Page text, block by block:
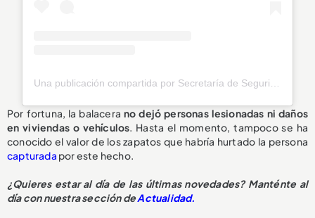
Una publicación compartida por Secretaría de Seguridad Envigado (@seguridadenvigado)
Por fortuna, la balacerano dejó personas lesionadas ni daños
en viviendas o vehículos. Hasta el momento, tampoco se ha
conocido el valor de los zapatos que habría hurtado la persona
capturada por este hecho.
¿Quieres estar al día de las últimas novedades? Manténte al
día con nuestra sección deActualidad.